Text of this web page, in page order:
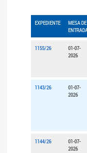
EXPEDIENTE
MESA DE
1155/26
01-07-
2026
1143/26
01-07-
2026
1144/26
01-07-
2026